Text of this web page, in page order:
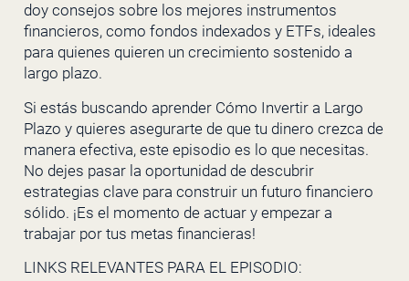
doy consejos sobre los mejores instrumentos
financieros, como fondos indexados y ETFs, ideales
para quienes quieren un crecimiento sostenido a
largo plazo.
Si estás buscando aprender Cómo Invertir a Largo
Plazo y quieres asegurarte de que tu dinero crezca de
manera efectiva, este episodio es lo que necesitas.
No dejes pasar la oportunidad de descubrir
estrategias clave para construir un futuro financiero
sólido. ¡Es el momento de actuar y empezar a
trabajar por tus metas financieras!
LINKS RELEVANTES PARA EL EPISODIO: